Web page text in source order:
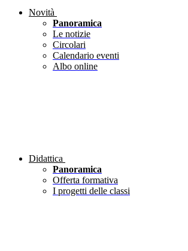
Novità
Panoramica
Le notizie
Circolari
Calendario eventi
Albo online
Didattica
Panoramica
Offerta formativa
I progetti delle classi